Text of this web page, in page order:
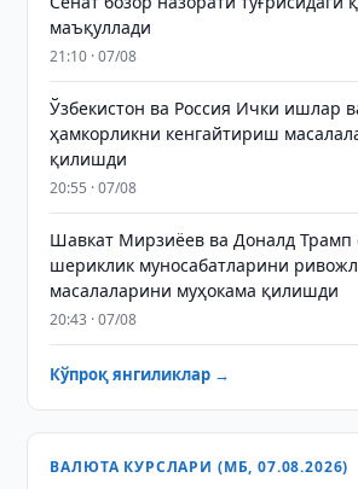
маъқуллади
21:10 · 07/08
Ўзбекистон ва Россия Ички ишлар
ҳамкорликни кенгайтириш
қилишди
20:55 · 07/08
Шавкат Мирзиёев ва Доналд Трамп
шериклик муносабатларини
масалаларини муҳокама қилишди
20:43 · 07/08
Кўпроқ янгиликлар →
ВАЛЮТА КУРСЛАРИ (МБ, 07.08.2026)